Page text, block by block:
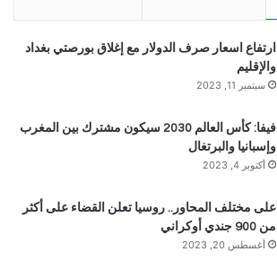
ارتفاع اسعار صرف الدولار مع إغلاق بورصتي بغداد
والإقليم
سبتمبر 11, 2023
فيفا: كأس العالم 2030 سيكون مشترك بين المغرب
وإسبانيا والبرتغال
أكتوبر 4, 2023
على مختلف المحاور.. روسيا تعلن القضاء على أكثر
من 900 جندي أوكراني
أغسطس 20, 2023